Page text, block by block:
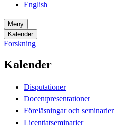
English
Meny
Kalender
Forskning
Kalender
Disputationer
Docentpresentationer
Föreläsningar och seminarier
Licentiatseminarier